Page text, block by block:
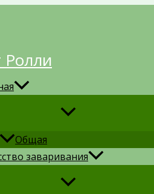
Ролли
Общая
заваривания